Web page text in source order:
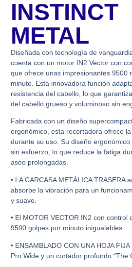
INSTINCT
METAL
Diseñada con tecnología de
cuenta con un motor IN2 Vector con
que ofrece unas impresionantes 9500
minuto. Esta innovadora función
resistencia del cabello, lo que
del cabello grueso y voluminoso sin
Fabricada con un diseño
ergonómico, esta recortadora ofrece
durante su uso. Su diseño
sin esfuerzo, lo que reduce la fatiga
aseo prolongadas.
• LA CARCASA METÁLICA TRASERA
absorbe la vibración para un
y suave.
• El MOTOR VECTOR IN2 con control
9500 golpes por minuto inigualables
• ENSAMBLADO CON UNA HOJA
Pro Wide y un cortador profundo “The